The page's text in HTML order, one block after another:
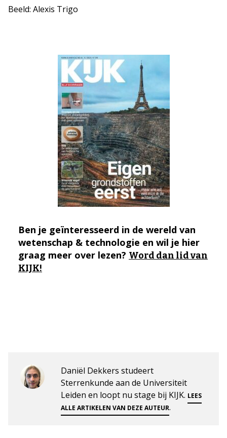
Beeld: Alexis Trigo
Ben je geïnteresseerd in de wereld van
wetenschap & technologie en wil je hier
graag meer over lezen? Word dan lid van
KIJK!
Daniël Dekkers studeert
Sterrenkunde aan de Universiteit
Leiden en loopt nu stage bij KIJK. LEES
ALLE ARTIKELEN VAN DEZE AUTEUR.